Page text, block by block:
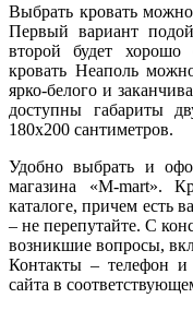
Выбрать кровать
Первый вариант
второй будет хорошо
кровать Неаполь
ярко-белого и
доступны габариты
180х200 сантиметров.
Удобно выбрать и
магазина «M-mart».
каталоге, причем есть
– не перепутайте. С
возникшие вопросы,
Контакты – телефон
сайта в